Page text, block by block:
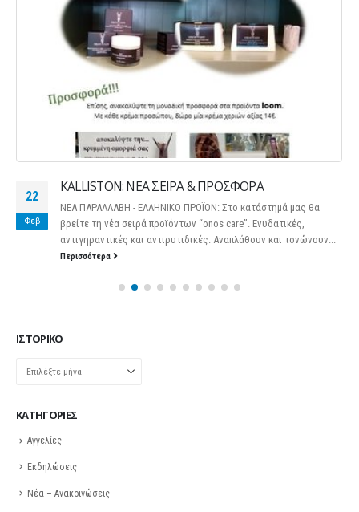
22
Φεβ
KALLISTON: ΝΕΑ ΣΕΙΡΑ & ΠΡΟΣΦΟΡΑ
ΝΕΑ ΠΑΡΑΛΛΑΒΗ - ΕΛΛΗΝΙΚΟ ΠΡΟΪΟΝ: Στο κατάστημά μας θα
βρείτε τη νέα σειρά προϊόντων “onos care”. Ενυδατικές,
αντιγηραντικές και αντιρυτιδικές. Αναπλάθουν και τονώνουν...
Περισσότερα
ΙΣΤΟΡΙΚΌ
Ιστορικό
KΑΤΗΓΟΡΊΕΣ
Αγγελίες
Εκδηλώσεις
Νέα – Ανακοινώσεις